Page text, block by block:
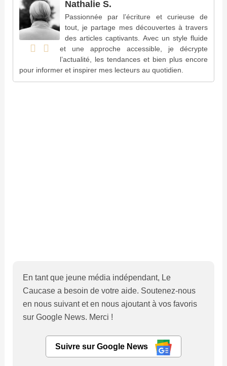
Nathalie S.
Passionnée par l’écriture et curieuse de
tout, je partage mes découvertes à travers
des articles captivants. Avec un style fluide
et une approche accessible, je décrypte
l’actualité, les tendances et bien plus encore
pour informer et inspirer mes lecteurs au quotidien.
En tant que jeune média indépendant, Le
Caucase a besoin de votre aide. Soutenez-nous
en nous suivant et en nous ajoutant à vos favoris
sur Google News. Merci !
Suivre sur Google News